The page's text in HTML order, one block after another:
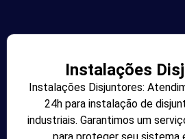
Instalações
Instalações Disjuntores:
24h para instalação de
industriais. Garantimos um